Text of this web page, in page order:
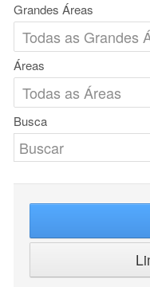
Grandes Áreas
Áreas
Busca